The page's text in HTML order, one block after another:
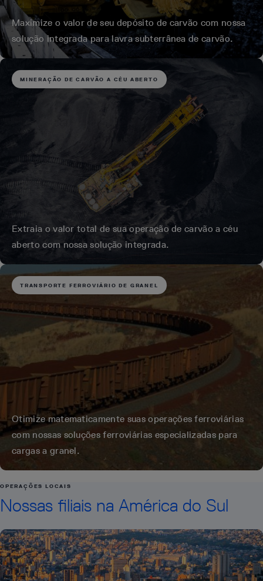
Maximize o valor de seu depósito de carvão com nossa
solução integrada para lavra subterrânea de carvão.
MINERAÇÃO DE CARVÃO A CÉU ABERTO
Extraia o valor total de sua operação de carvão a céu
aberto com nossa solução integrada.
TRANSPORTE FERROVIÁRIO DE GRANEL
Otimize matematicamente suas operações ferroviárias
com nossas soluções ferroviárias especializadas para
cargas a granel.
OPERAÇÕES LOCAIS
Nossas filiais na América do Sul